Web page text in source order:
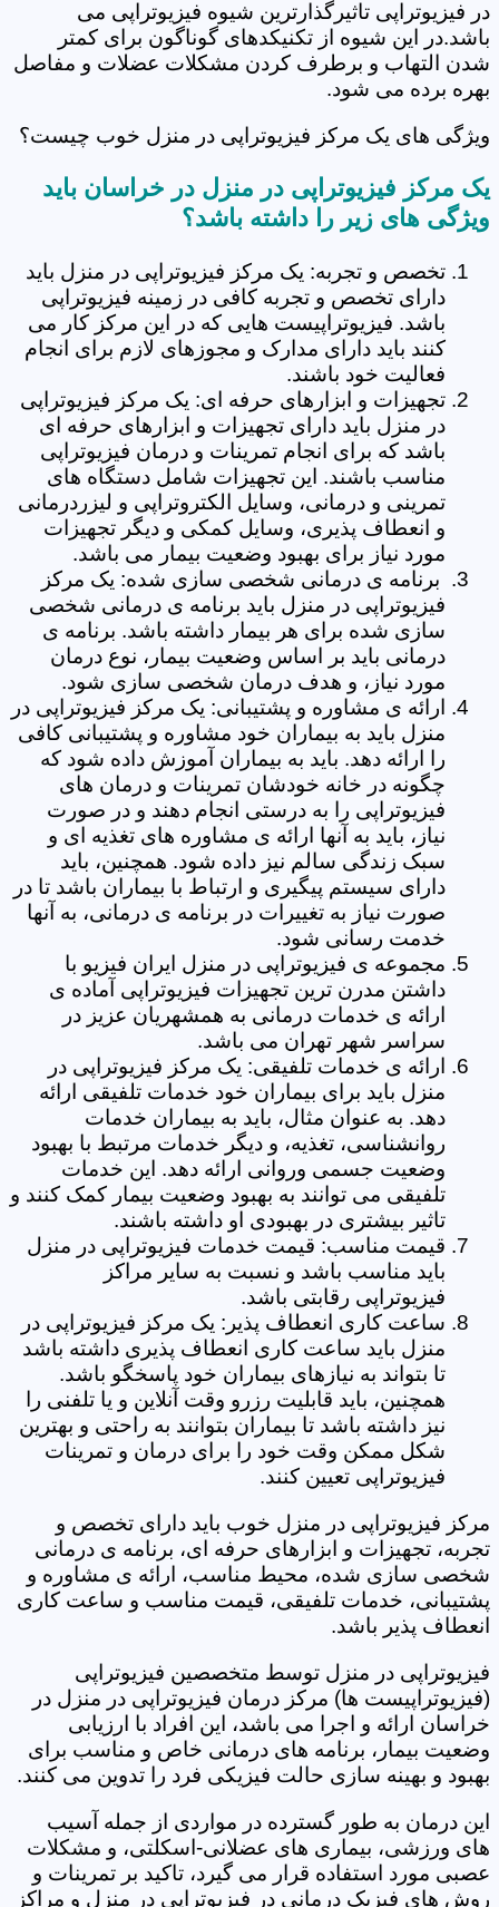
در فیزیوتراپی تاثیرگذارترین شیوه فیزیوتراپی می
باشد.در این شیوه از تکنیکدهای گوناگون برای کمتر
شدن التهاب و برطرف کردن مشکلات عضلات و مفاصل
بهره برده می شود.
ویژگی های یک مرکز فیزیوتراپی در منزل خوب چیست؟
یک مرکز فیزیوتراپی در منزل در خراسان باید
ویژگی های زیر را داشته باشد؟
تخصص و تجربه: یک مرکز فیزیوتراپی در منزل باید
دارای تخصص و تجربه کافی در زمینه فیزیوتراپی
باشد. فیزیوتراپیست هایی که در این مرکز کار می
کنند باید دارای مدارک و مجوزهای لازم برای انجام
فعالیت خود باشند.
تجهیزات و ابزارهای حرفه ای: یک مرکز فیزیوتراپی
در منزل باید دارای تجهیزات و ابزارهای حرفه ای
باشد که برای انجام تمرینات و درمان فیزیوتراپی
مناسب باشند. این تجهیزات شامل دستگاه های
تمرینی و درمانی، وسایل الکتروتراپی و لیزردرمانی
و انعطاف پذیری، وسایل کمکی و دیگر تجهیزات
مورد نیاز برای بهبود وضعیت بیمار می باشد.
برنامه ی درمانی شخصی سازی شده: یک مرکز
فیزیوتراپی در منزل باید برنامه ی درمانی شخصی
سازی شده برای هر بیمار داشته باشد. برنامه ی
درمانی باید بر اساس وضعیت بیمار، نوع درمان
مورد نیاز، و هدف درمان شخصی سازی شود.
ارائه ی مشاوره و پشتیبانی: یک مرکز فیزیوتراپی در
منزل باید به بیماران خود مشاوره و پشتیبانی کافی
را ارائه دهد. باید به بیماران آموزش داده شود که
چگونه در خانه خودشان تمرینات و درمان های
فیزیوتراپی را به درستی انجام دهند و در صورت
نیاز، باید به آنها ارائه ی مشاوره های تغذیه ای و
سبک زندگی سالم نیز داده شود. همچنین، باید
دارای سیستم پیگیری و ارتباط با بیماران باشد تا در
صورت نیاز به تغییرات در برنامه ی درمانی، به آنها
خدمت رسانی شود.
مجموعه ی فیزیوتراپی در منزل ایران فیزیو با
داشتن مدرن ترین تجهیزات فیزیوتراپی آماده ی
ارائه ی خدمات درمانی به همشهریان عزیز در
سراسر شهر تهران می باشد.
ارائه ی خدمات تلفیقی: یک مرکز فیزیوتراپی در
منزل باید برای بیماران خود خدمات تلفیقی ارائه
دهد. به عنوان مثال، باید به بیماران خدمات
روانشناسی، تغذیه، و دیگر خدمات مرتبط با بهبود
وضعیت جسمی وروانی ارائه دهد. این خدمات
تلفیقی می توانند به بهبود وضعیت بیمار کمک کنند و
تاثیر بیشتری در بهبودی او داشته باشند.
قیمت مناسب: قیمت خدمات فیزیوتراپی در منزل
باید مناسب باشد و نسبت به سایر مراکز
فیزیوتراپی رقابتی باشد.
ساعت کاری انعطاف پذیر: یک مرکز فیزیوتراپی در
منزل باید ساعت کاری انعطاف پذیری داشته باشد
تا بتواند به نیازهای بیماران خود پاسخگو باشد.
همچنین، باید قابلیت رزرو وقت آنلاین و یا تلفنی را
نیز داشته باشد تا بیماران بتوانند به راحتی و بهترین
شکل ممکن وقت خود را برای درمان و تمرینات
فیزیوتراپی تعیین کنند.
مرکز فیزیوتراپی در منزل خوب باید دارای تخصص و
تجربه، تجهیزات و ابزارهای حرفه ای، برنامه ی درمانی
شخصی سازی شده، محیط مناسب، ارائه ی مشاوره و
پشتیبانی، خدمات تلفیقی، قیمت مناسب و ساعت کاری
انعطاف پذیر باشد.
فیزیوتراپی در منزل توسط متخصصین فیزیوتراپی
(فیزیوتراپیست ها) مرکز درمان فیزیوتراپی در منزل در
خراسان ارائه و اجرا می باشد، این افراد با ارزیابی
وضعیت بیمار، برنامه های درمانی خاص و مناسب برای
بهبود و بهینه سازی حالت فیزیکی فرد را تدوین می کنند.
این درمان به طور گسترده در مواردی از جمله آسیب
های ورزشی، بیماری های عضلانی-اسکلتی، و مشکلات
عصبی مورد استفاده قرار می گیرد، تاکید بر تمرینات و
روش های فیزیک درمانی در فیزیوتراپی در منزل و مراکز